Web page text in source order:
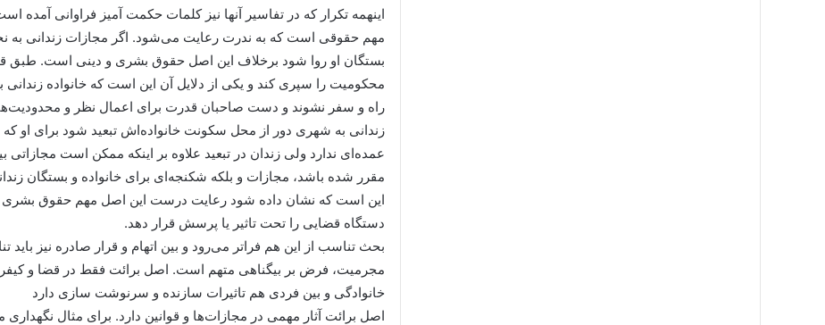
اینهمه تکرار که در تفاسیر آنها نیز کلمات حکمت آمیز فراوانی آمده
مهم حقوقی است که به ندرت رعایت می‌شود. اگر مجازات زندانی به
بستگان او روا شود برخلاف این اصل حقوق بشری و دینی است. طبق
محکومیت را سپری کند و یکی از دلایل آن این است که خانواده
راه و سفر نشوند و دست صاحبان قدرت برای اعمال نظر و
زندانی به شهری دور از محل سکونت خانواده‌اش تبعید شود برای او
عمده‌ای ندارد ولی زندان در تبعید علاوه بر اینکه ممکن است
مقرر شده باشد، مجازات و بلکه شکنجه‌ای برای خانواده و بستگان
این است که نشان داده شود رعایت درست این اصل مهم حقوق بشری و
دستگاه قضایی را تحت تاثیر یا پرسش قرار دهد.
بحث تناسب از این هم فراتر می‌رود و بین اتهام و قرار صادره نیز باید
مجرمیت، فرض بر بیگناهی متهم است. اصل برائت فقط در قضا و
خانوادگی و بین فردی هم تاثیرات سازنده و سرنوشت سازی دارد
اصل برائت آثار مهمی در مجازات‌ها و قوانین دارد. برای مثال